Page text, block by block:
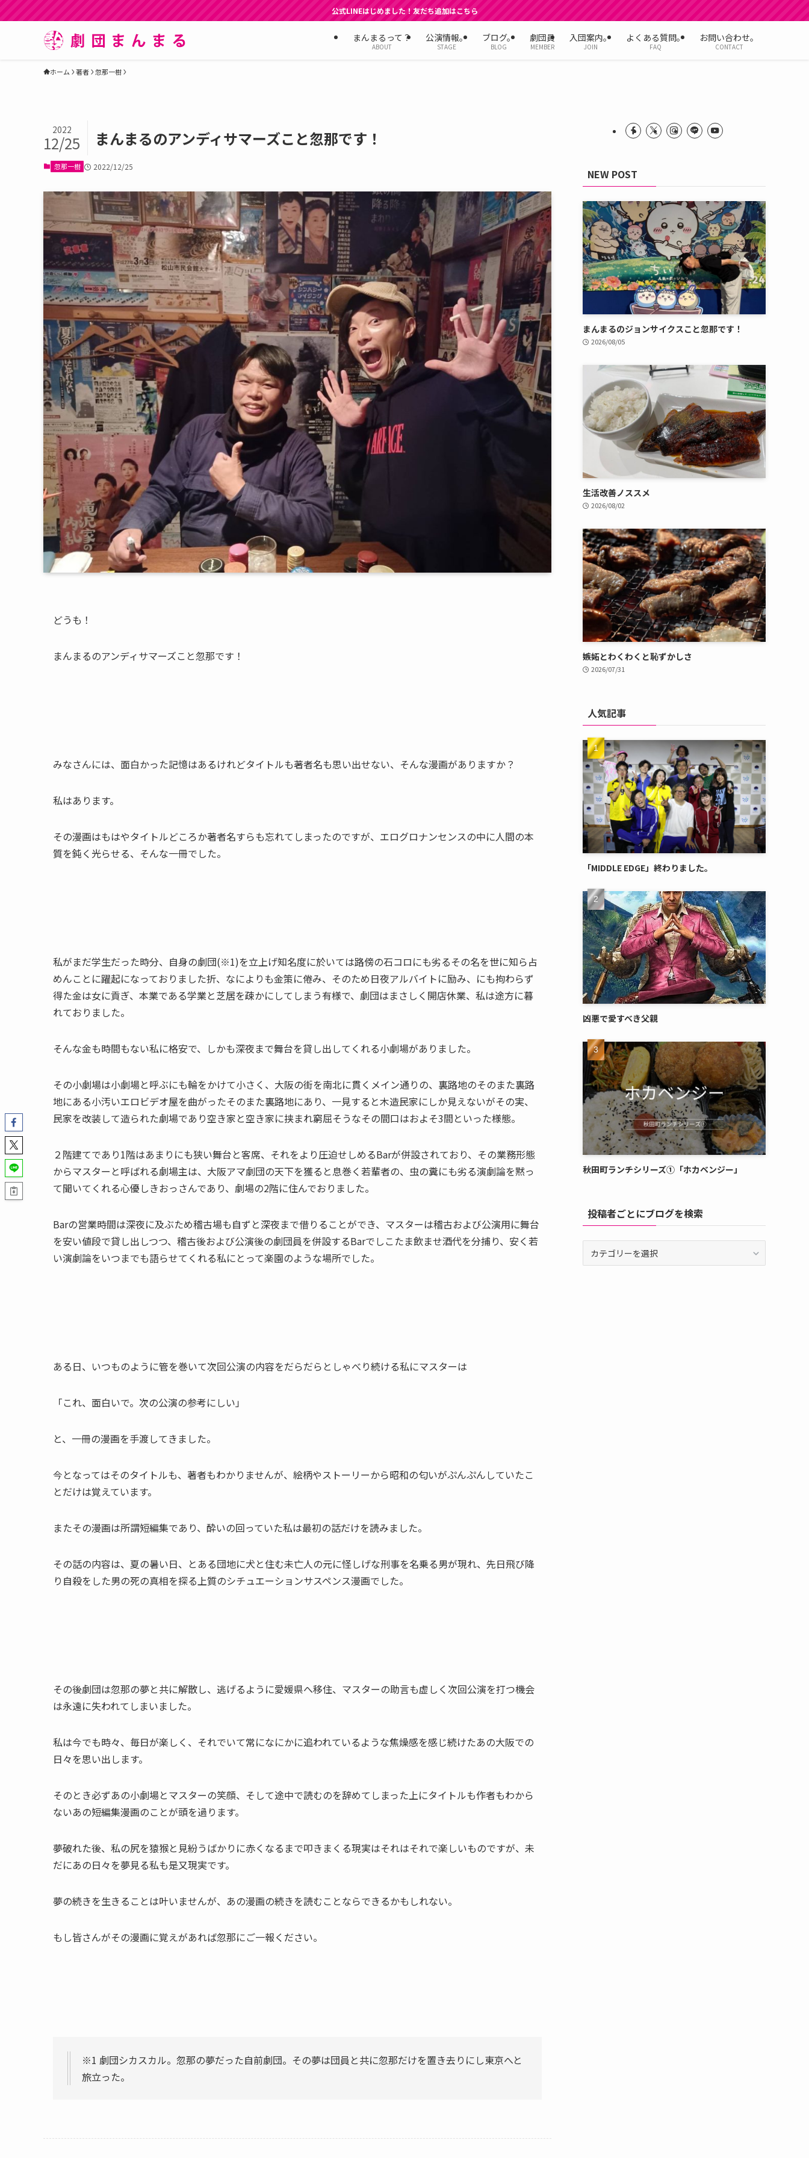
公式LINEはじめました！友だち追加はこちら
まんまるって？
ABOUT
公演情報。
STAGE
ブログ。
BLOG
劇団員
MEMBER
入団案内。
JOIN
よくある質問。
FAQ
お問い合わせ。
CONTACT
ホーム 著者 忽那一樹
まんまるのアンディサマーズこと忽那です！
2022
12/25
忽那一樹 2022/12/25
どうも！
まんまるのアンディサマーズこと忽那です！
みなさんには、面白かった記憶はあるけれどタイトルも著者名も思い出せない、そんな漫画がありますか？
私はあります。
その漫画はもはやタイトルどころか著者名すらも忘れてしまったのですが、エログロナンセンスの中に人間の本
質を鈍く光らせる、そんな一冊でした。
私がまだ学生だった時分、自身の劇団(※1)を立上げ知名度に於いては路傍の石コロにも劣るその名を世に知ら占
めんことに躍起になっておりました折、なによりも金策に倦み、そのため日夜アルバイトに励み、にも拘わらず
得た金は女に貢ぎ、本業である学業と芝居を疎かにしてしまう有様で、劇団はまさしく開店休業、私は途方に暮
れておりました。
そんな金も時間もない私に格安で、しかも深夜まで舞台を貸し出してくれる小劇場がありました。
その小劇場は小劇場と呼ぶにも輪をかけて小さく、大阪の街を南北に貫くメイン通りの、裏路地のそのまた裏路
地にある小汚いエロビデオ屋を曲がったそのまた裏路地にあり、一見すると木造民家にしか見えないがその実、
民家を改装して造られた劇場であり空き家と空き家に挟まれ窮屈そうなその間口はおよそ3間といった様態。
２階建てであり1階はあまりにも狭い舞台と客席、それをより圧迫せしめるBarが併設されており、その業務形態
からマスターと呼ばれる劇場主は、大阪アマ劇団の天下を獲ると息巻く若輩者の、虫の糞にも劣る演劇論を黙っ
て聞いてくれる心優しきおっさんであり、劇場の2階に住んでおりました。
Barの営業時間は深夜に及ぶため稽古場も自ずと深夜まで借りることができ、マスターは稽古および公演用に舞台
を安い値段で貸し出しつつ、稽古後および公演後の劇団員を併設するBarでしこたま飲ませ酒代を分捕り、安く若
い演劇論をいつまでも語らせてくれる私にとって楽園のような場所でした。
ある日、いつものように管を巻いて次回公演の内容をだらだらとしゃべり続ける私にマスターは
「これ、面白いで。次の公演の参考にしい」
と、一冊の漫画を手渡してきました。
今となってはそのタイトルも、著者もわかりませんが、絵柄やストーリーから昭和の匂いがぷんぷんしていたこ
とだけは覚えています。
またその漫画は所謂短編集であり、酔いの回っていた私は最初の話だけを読みました。
その話の内容は、夏の暑い日、とある団地に犬と住む未亡人の元に怪しげな刑事を名乗る男が現れ、先日飛び降
り自殺をした男の死の真相を探る上質のシチュエーションサスペンス漫画でした。
その後劇団は忽那の夢と共に解散し、逃げるように愛媛県へ移住、マスターの助言も虚しく次回公演を打つ機会
は永遠に失われてしまいました。
私は今でも時々、毎日が楽しく、それでいて常になにかに追われているような焦燥感を感じ続けたあの大阪での
日々を思い出します。
そのとき必ずあの小劇場とマスターの笑顔、そして途中で読むのを辞めてしまった上にタイトルも作者もわから
ないあの短編集漫画のことが頭を過ります。
夢破れた後、私の尻を猿猴と見紛うばかりに赤くなるまで叩きまくる現実はそれはそれで楽しいものですが、未
だにあの日々を夢見る私も是又現実です。
夢の続きを生きることは叶いませんが、あの漫画の続きを読むことならできるかもしれない。
もし皆さんがその漫画に覚えがあれば忽那にご一報ください。
※1 劇団シカスカル。忽那の夢だった自前劇団。その夢は団員と共に忽那だけを置き去りにし東京へと
旅立った。
NEW POST
まんまるのジョンサイクスこと忽那です！
2026/08/05
生活改善ノススメ
2026/08/02
嫉妬とわくわくと恥ずかしさ
2026/07/31
人気記事
「MIDDLE EDGE」終わりました。
凶悪で愛すべき父親
秋田町ランチシリーズ①「ホカベンジー」
投稿者ごとにブログを検索